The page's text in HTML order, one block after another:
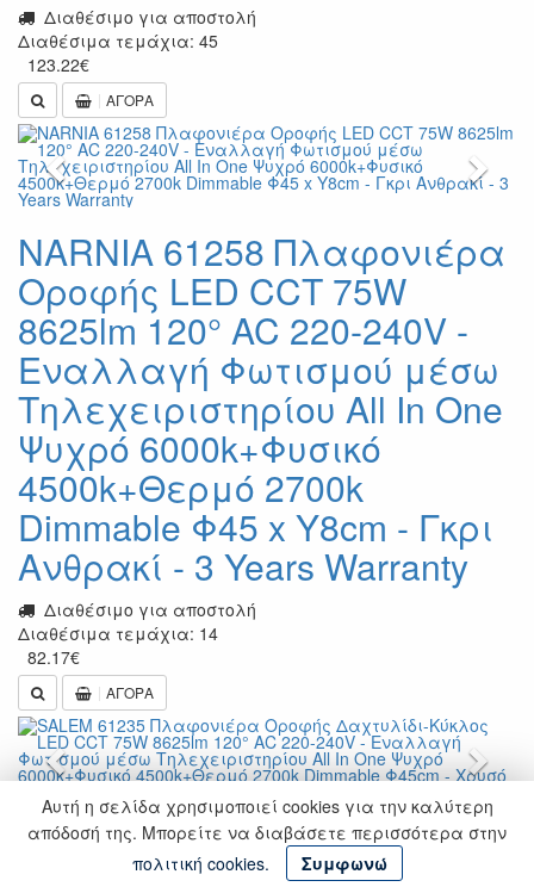
Διαθέσιμο για αποστολή
Διαθέσιμα τεμάχια: 45
123.22€
ΑΓΟΡΑ
Previous Next
NARNIA 61258 Πλαφονιέρα
Οροφής LED CCT 75W
8625lm 120° AC 220-240V -
Εναλλαγή Φωτισμού μέσω
Τηλεχειριστηρίου All In One
Ψυχρό 6000k+Φυσικό
4500k+Θερμό 2700k
Dimmable Φ45 x Υ8cm - Γκρι
Ανθρακί - 3 Years Warranty
Διαθέσιμο για αποστολή
Διαθέσιμα τεμάχια: 14
82.17€
ΑΓΟΡΑ
Previous Next
SALEM 61235 Πλαφονιέρα
Οροφής Δαχτυλίδι-Κύκλος
Αυτή η σελίδα χρησιμοποιεί cookies για την καλύτερη
απόδοσή της. Μπορείτε να διαβάσετε περισσότερα στην
πολιτική cookies.
Συμφωνώ